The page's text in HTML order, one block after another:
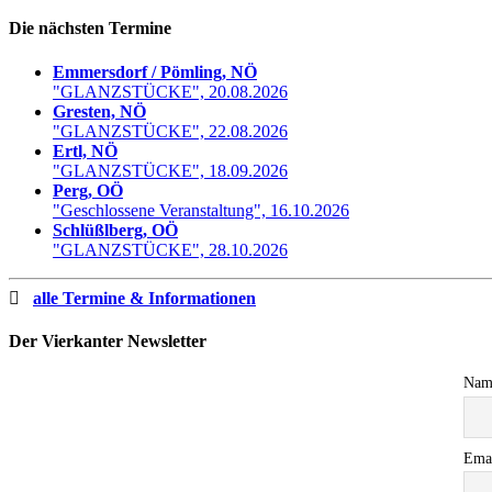
Die nächsten Termine
Emmersdorf / Pömling, NÖ
"GLANZSTÜCKE", 20.08.2026
Gresten, NÖ
"GLANZSTÜCKE", 22.08.2026
Ertl, NÖ
"GLANZSTÜCKE", 18.09.2026
Perg, OÖ
"Geschlossene Veranstaltung", 16.10.2026
Schlüßlberg, OÖ
"GLANZSTÜCKE", 28.10.2026
alle Termine & Informationen
Der Vierkanter Newsletter